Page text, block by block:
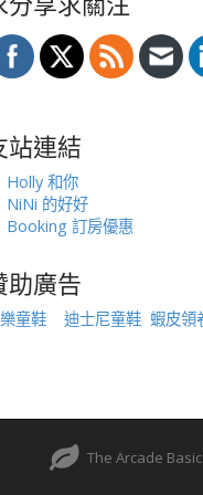
站連結
Holly 和你
NiNi 的好好
Booking 訂房優惠
助廣告
童鞋 迪士尼童鞋 蝦皮領
The Arcade